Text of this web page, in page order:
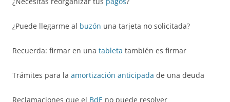
¿Puede llegarme al buzón una tarjeta no solicitada?
Recuerda: firmar en una tableta también es firmar
Trámites para la amortización anticipada de una deuda
Reclamaciones que el BdE no puede resolver